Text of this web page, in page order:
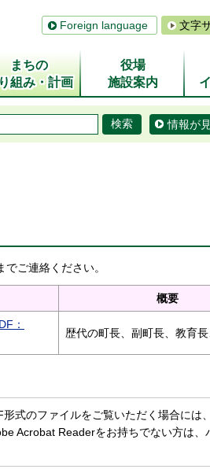
Foreign language 文字
まちの
組み・計画
役場
施設案内
情報が
ご連絡ください。
概要
：
歴代の町長、副町長、教育
形式のファイルをご覧いただく場合には
Acrobat Readerをお持ちでない方は